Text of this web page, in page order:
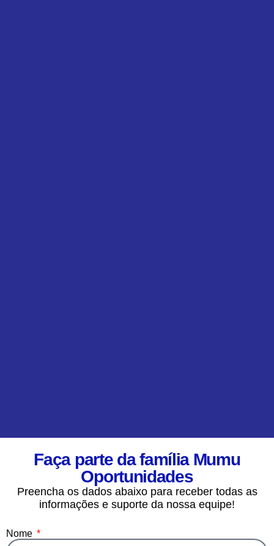
Faça parte da família Mumu
Oportunidades
Preencha os dados abaixo para receber todas as
informações e suporte da nossa equipe!
Nome